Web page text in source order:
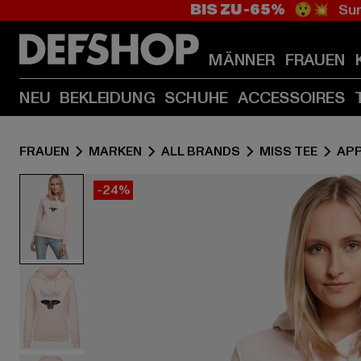
BIS ZU -65% 😲💥
MÄNNER FRAUEN
NEU BEKLEIDUNG SCHUHE ACCESSOIRES
FRAUEN MARKEN ALL BRANDS MISS TEE
-24%